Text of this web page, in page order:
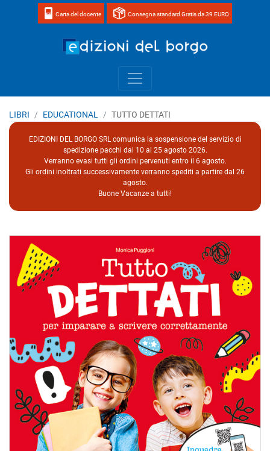
Carta del docente Consegna standard Gratis da 39 EURO
LIBRI EDUCATIONAL TUTTO DETTATI
EDIZIONI DEL BORGO SRL comunica la sospensione del servizio di
spedizione pacchi dal 10 al 25 agosto 2026.
Verranno evasi tutti gli ordini pervenuti entro il 6 agosto.
Gli ordini inoltrati successivamente verranno spediti a partire dal 26
agosto.
Buone Vacanze a tutti!